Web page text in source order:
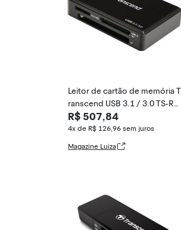
Leitor de cartão de memória T
ranscend USB 3.1 / 3.0 TS-RD
F9K
R$ 507,84
4x de R$ 126,96 sem juros
Magazine Luiza